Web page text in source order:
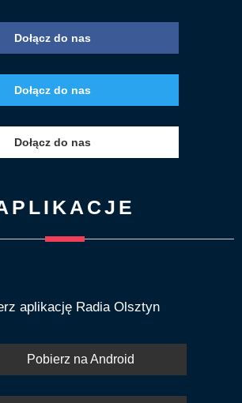
Dołącz do nas
Dołącz do nas
Dołącz do nas
aplikację Radia Olsztyn
Pobierz na Android